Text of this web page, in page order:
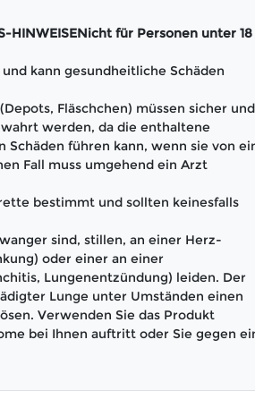
HINWEISENicht für Personen unter 18
kann gesundheitliche Schäden
Fläschchen) müssen sicher und
werden, da die enthaltene
führen kann, wenn sie von
Fall muss umgehend ein Arzt
bestimmt und sollten keinesfalls
sind, stillen, an einer Herz-
oder einer an einer
Lungenentzündung) leiden. Der
Lunge unter Umständen einen
Verwenden Sie das Produkt
bei Ihnen auftritt oder Sie gegen